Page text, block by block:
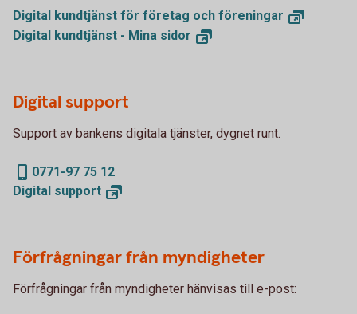
Digital kundtjänst för företag och föreningar
Digital kundtjänst - Mina sidor
Digital support
Support av bankens digitala tjänster, dygnet runt.
0771-97 75 12
Digital support
Förfrågningar från myndigheter
Förfrågningar från myndigheter hänvisas till e-post: